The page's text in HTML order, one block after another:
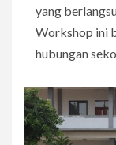
yang
Workshop ini
hubungan